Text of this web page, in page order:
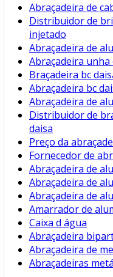
Abraçadeira de
Distribuidor de
injetado
Abraçadeira de
Abraçadeira
Braçadeira bc
Abraçadeira bc
Abraçadeira de
Distribuidor de
daisa
Preço da
Fornecedor de
Abraçadeira de
Abraçadeira de
Abraçadeira de
Amarrador de
Caixa d água
Abraçadeira
Abraçadeira de
Abraçadeiras